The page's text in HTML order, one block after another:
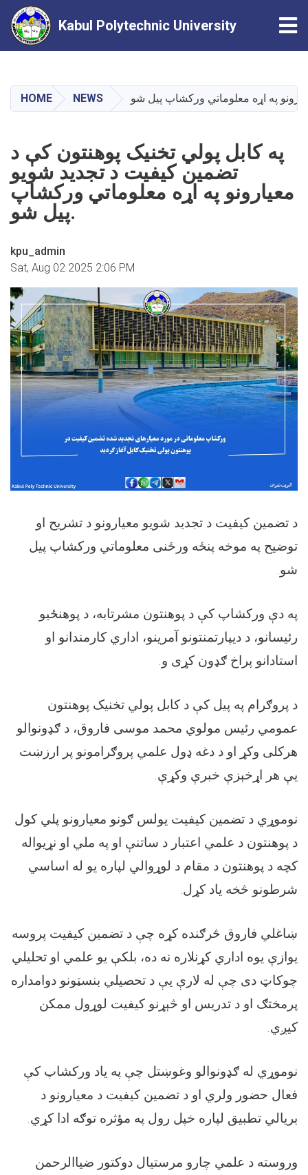
main
content
Kabul Polytechnic University
HOME NEWS
په کابل پولي ‌تخنیک پوهنتون کې د
تضمین کیفیت د تجدید شویو
معیارونو په اړه معلوماتي ورکشاپ
پیل شو.
kpu_admin
Sat, Aug 02 2025 2:06 PM
د تضمین کیفیت د تجدید شویو معیارونو د تشریح او
توضیح په موخه پنځه ورځنی معلوماتي ورکشاپ پیل
شو.
په دې ورکشاپ کې د پوهنتون مشرتابه، د پوهنځیو
رئیسانو، د دیپارتمنتونو آمرینو، اداري کارمندانو او
استادانو پراخ ګډون کړی و.
د پروګرام په پیل کې د کابل پولي تخنیک پوهنتون
عمومي رئیس مولوي محمد موسی فاروق، د ګډونوالو
هرکلی وکړ او د دغه ډول علمي پروګرامونو پر ارزښت
یې هر اړخېزې خبرې وکړې.
نوموړي د تضمین کیفیت یولس ‌ګونو معیارونو پلي کول
د پوهنتون د علمي اعتبار د ساتنې او په ملي او نړیواله
کچه د پوهنتون د مقام د لوړوالي لپاره یو له اساسي
شرطونو څخه یاد کړل.
ښاغلي فاروق څرګنده کړه چې د تضمین کیفیت پروسه
یوازې یوه اداري کړنلاره نه ده، بلکې یو علمي او تحلیلي
چوکاټ دی چې له لارې یې د تحصیلي بنسټونو دوامداره
پرمختګ او د تدریس او څېړنو کیفیت لوړول ممکن
کیږي.
نوموړي له ګډونوالو وغوښتل چې په یاد ورکشاپ کې
فعال حضور ولري او د تضمین کیفیت د معیارونو د
بریالي تطبیق لپاره خپل رول په مؤثره توګه ادا کړي.
وروسته د علمي چارو مرستیال دوکتور ضیاالرحمن